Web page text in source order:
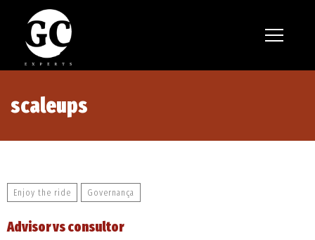
scaleups
Enjoy the ride Governança
Advisor vs consultor